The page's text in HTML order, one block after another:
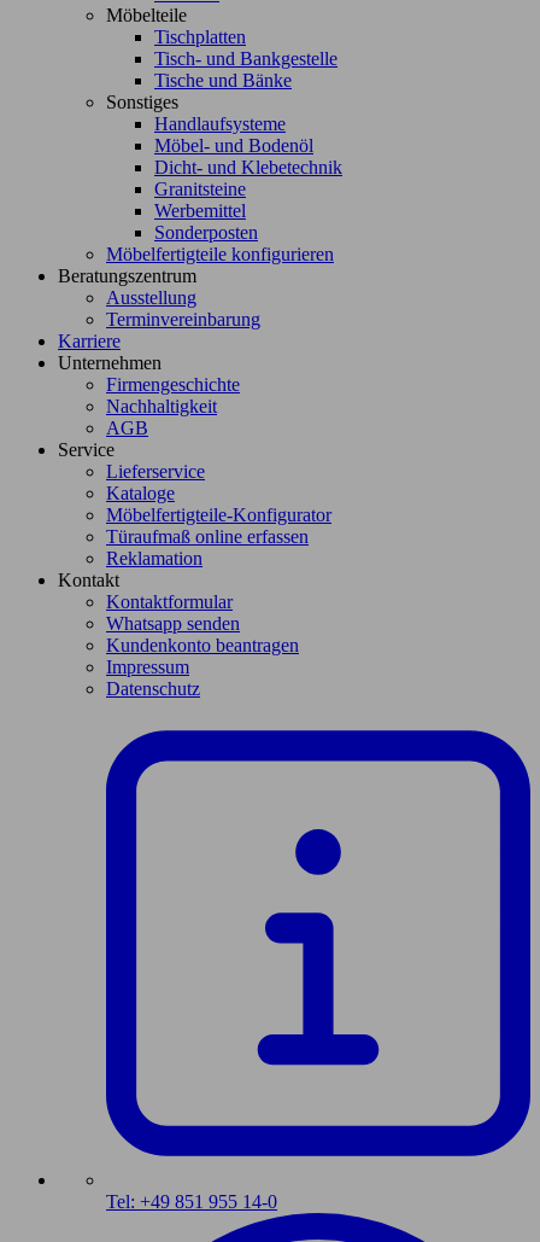
Möbelteile
Tischplatten
Tisch- und Bankgestelle
Tische und Bänke
Sonstiges
Handlaufsysteme
Möbel- und Bodenöl
Dicht- und Klebetechnik
Granitsteine
Werbemittel
Sonderposten
Möbelfertigteile konfigurieren
Beratungszentrum
Ausstellung
Terminvereinbarung
Karriere
Unternehmen
Firmengeschichte
Nachhaltigkeit
AGB
Service
Lieferservice
Kataloge
Möbelfertigteile-Konfigurator
Türaufmaß online erfassen
Reklamation
Kontakt
Kontaktformular
Whatsapp senden
Kundenkonto beantragen
Impressum
Datenschutz
Tel: +49 851 955 14-0